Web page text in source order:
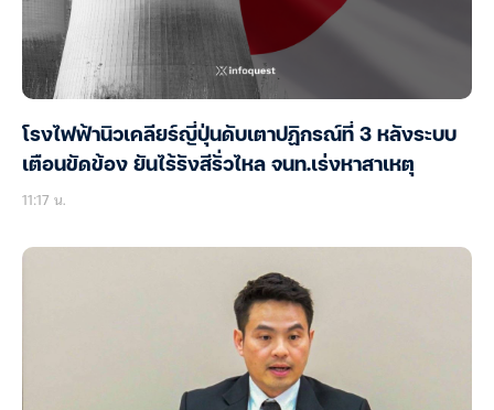
โรงไฟฟ้านิวเคลียร์ญี่ปุ่นดับเตาปฏิกรณ์ที่ 3 หลังระบบ
เตือนขัดข้อง ยันไร้รังสีรั่วไหล จนท.เร่งหาสาเหตุ
11:17 น.